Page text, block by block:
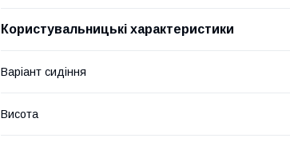
Користувальницькі характеристики
Варіант сидіння
Висота